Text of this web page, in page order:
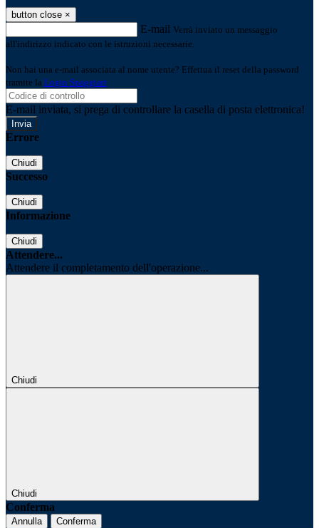
button close ×
E-mail Verrà inviato un messaggio
all'indirizzo indicato con le istruzioni necessarie.
Non hai una e-mail associata al nome utente? Effettua il reset della password
tramite la Login Spaggiari
E-mail inviata, si prega di controllare la casella di posta elettronica!
Errore
Chiudi
Successo
Chiudi
Informazione
Chiudi
Attendere...
Attendere il completamento dell'operazione...
Chiudi
Chiudi
Conferma
Annulla Conferma